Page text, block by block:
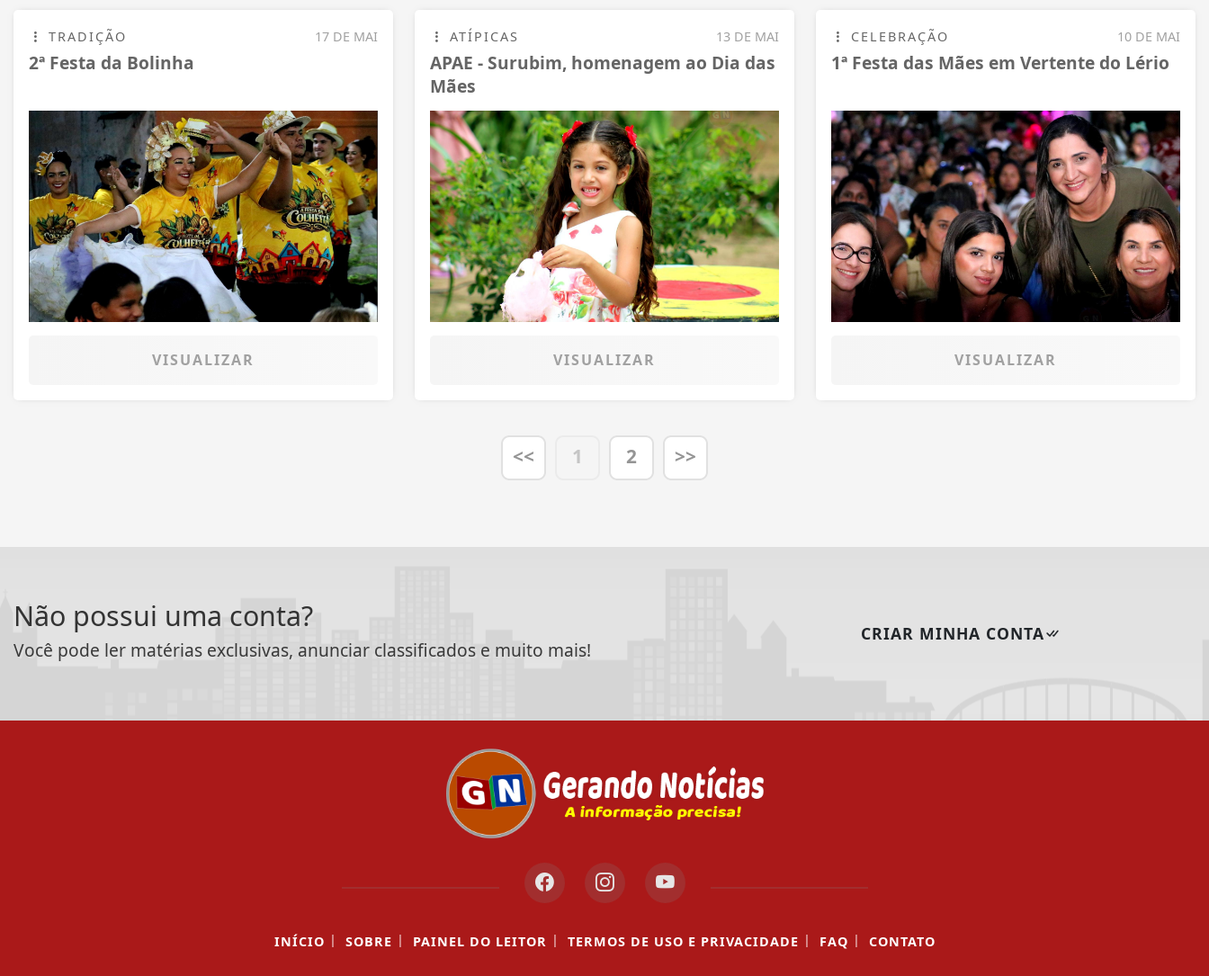
17 DE MAI
TRADIÇÃO
2ª Festa da Bolinha
VISUALIZAR
13 DE MAI
ATÍPICAS
APAE - Surubim, homenagem ao Dia das
Mães
VISUALIZAR
10 DE MAI
CELEBRAÇÃO
1ª Festa das Mães em Vertente do Lério
VISUALIZAR
<< 1 2 >>
Não possui uma conta?
Você pode ler matérias exclusivas, anunciar classificados e muito mais!
CRIAR MINHA CONTA
INÍCIO | SOBRE | PAINEL DO LEITOR | TERMOS DE USO E PRIVACIDADE | FAQ | CONTATO